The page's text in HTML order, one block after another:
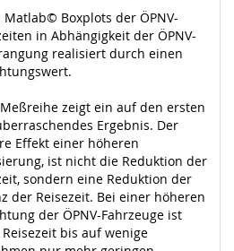
Matlab© Boxplots der ÖPNV-
in Abhängigkeit der ÖPNV-
realisiert durch einen
zeigt ein auf den ersten
Ergebnis. Der
Effekt einer höheren
ist nicht die Reduktion der
sondern eine Reduktion der
der Reisezeit. Bei einer höheren
der ÖPNV-Fahrzeuge ist
bis auf wenige